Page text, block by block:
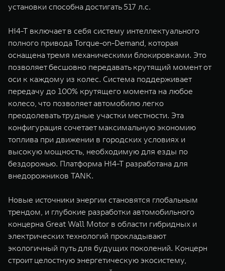
установки способна достигать 517 л.с.
Hi4-T включает в себя систему интеллектуального
полного привода Torque-on-Demand, которая
оснащена тремя механическими блокировками. Это
позволяет бесшовно передавать крутящий момент от
оси к каждому из колес. Система поддерживает
передачу до 100% крутящего момента на любое
колесо, что позволяет автомобилю легко
преодолевать трудные участки местности. Эта
конфигурация сочетает максимальную экономию
топлива при движении в городских условиях и
высокую мощность, необходимую для езды по
бездорожью. Платформа Hi4-T разработана для
внедорожников TANK.
Новые источники энергии становятся глобальным
трендом, и глубокие разработки автомобильного
концерна Great Wall Motor в области гибридных и
электрических технологий прокладывают
экологичный путь для будущих поколений. Концерн
строит целостную энергетическую экосистему,